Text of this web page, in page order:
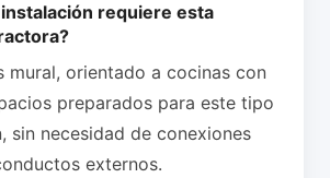
requiere esta
mural, orientado a cocinas con
preparados para este tipo
sin necesidad de conexiones
externos.